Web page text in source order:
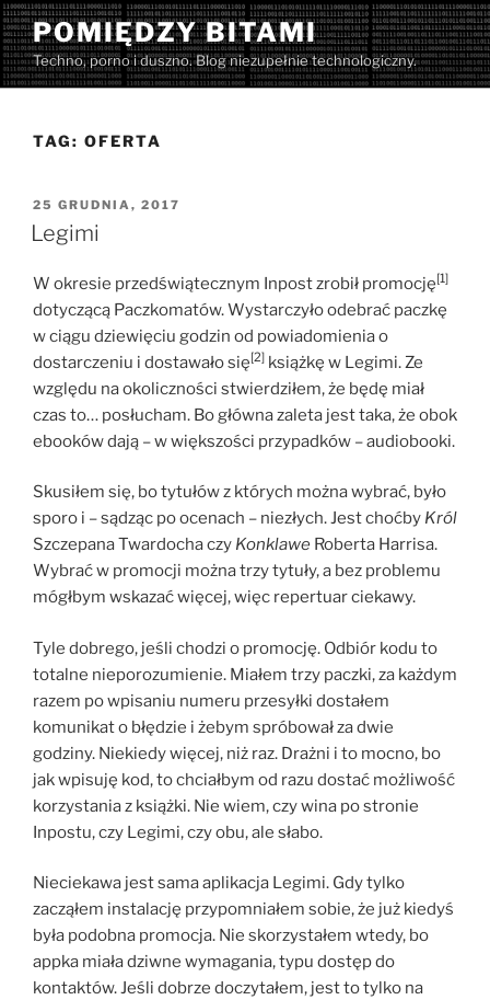
Przejdź
do
treści
POMIĘDZY BITAMI
Techno, porno i duszno. Blog niezupełnie technologiczny.
TAG: OFERTA
OPUBLIKOWANE
W
25 GRUDNIA, 2017
Legimi
W okresie przedświątecznym Inpost zrobił promocję[1]
dotyczącą Paczkomatów. Wystarczyło odebrać paczkę
w ciągu dziewięciu godzin od powiadomienia o
dostarczeniu i dostawało się[2] książkę w Legimi. Ze
względu na okoliczności stwierdziłem, że będę miał
czas to… posłucham. Bo główna zaleta jest taka, że obok
ebooków dają – w większości przypadków – audiobooki.
Skusiłem się, bo tytułów z których można wybrać, było
sporo i – sądząc po ocenach – niezłych. Jest choćby Król
Szczepana Twardocha czy Konklawe Roberta Harrisa.
Wybrać w promocji można trzy tytuły, a bez problemu
mógłbym wskazać więcej, więc repertuar ciekawy.
Tyle dobrego, jeśli chodzi o promocję. Odbiór kodu to
totalne nieporozumienie. Miałem trzy paczki, za każdym
razem po wpisaniu numeru przesyłki dostałem
komunikat o błędzie i żebym spróbował za dwie
godziny. Niekiedy więcej, niż raz. Drażni i to mocno, bo
jak wpisuję kod, to chciałbym od razu dostać możliwość
korzystania z książki. Nie wiem, czy wina po stronie
Inpostu, czy Legimi, czy obu, ale słabo.
Nieciekawa jest sama aplikacja Legimi. Gdy tylko
zacząłem instalację przypomniałem sobie, że już kiedyś
była podobna promocja. Nie skorzystałem wtedy, bo
appka miała dziwne wymagania, typu dostęp do
kontaktów. Jeśli dobrze doczytałem, jest to tylko na